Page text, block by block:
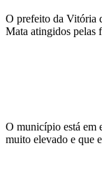
O prefeito da Vitória
Mata atingidos pelas
O município está em
muito elevado e que